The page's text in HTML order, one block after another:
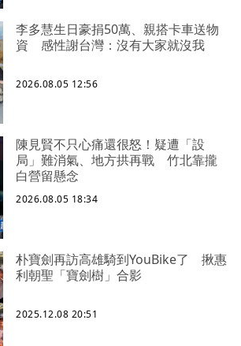
李多慧生日豪捐50萬、親搭卡車送物
資 感性謝台灣：沒有大家就沒我
2026.08.05 12:56
陳見賢不只心痛還很怒！疑遭「設
局」難消氣、地方拱再戰 竹北靠攏
白營留懸念
2026.08.05 18:34
朴寶劍再訪高雄騎到YouBike了 揪惠
利朝聖「寶劍樹」合影
2025.12.08 20:51